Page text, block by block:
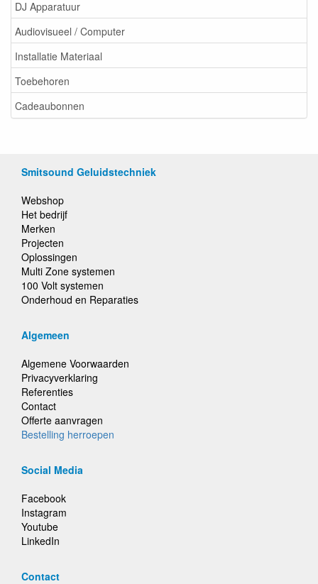
DJ Apparatuur
Audiovisueel / Computer
Installatie Materiaal
Toebehoren
Cadeaubonnen
Smitsound Geluidstechniek
Webshop
Het bedrijf
Merken
Projecten
Oplossingen
Multi Zone systemen
100 Volt systemen
Onderhoud en Reparaties
Algemeen
Algemene Voorwaarden
Privacyverklaring
Referenties
Contact
Offerte aanvragen
Bestelling herroepen
Social Media
Facebook
Instagram
Youtube
LinkedIn
Contact